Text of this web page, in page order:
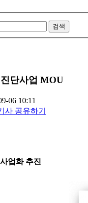
검색
단사업 MOU
06 10:11
사 공유하기
업화 추진